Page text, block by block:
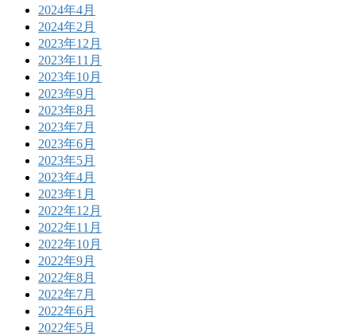
2024年4月
2024年2月
2023年12月
2023年11月
2023年10月
2023年9月
2023年8月
2023年7月
2023年6月
2023年5月
2023年4月
2023年1月
2022年12月
2022年11月
2022年10月
2022年9月
2022年8月
2022年7月
2022年6月
2022年5月